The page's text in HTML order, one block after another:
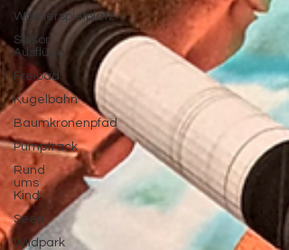
Wasserspielplatz
Saison
Ausflüge
Freibad
Kugelbahn
Baumkronenpfad
Pumptrack
Rund
ums
Kind
Seen
Wildpark